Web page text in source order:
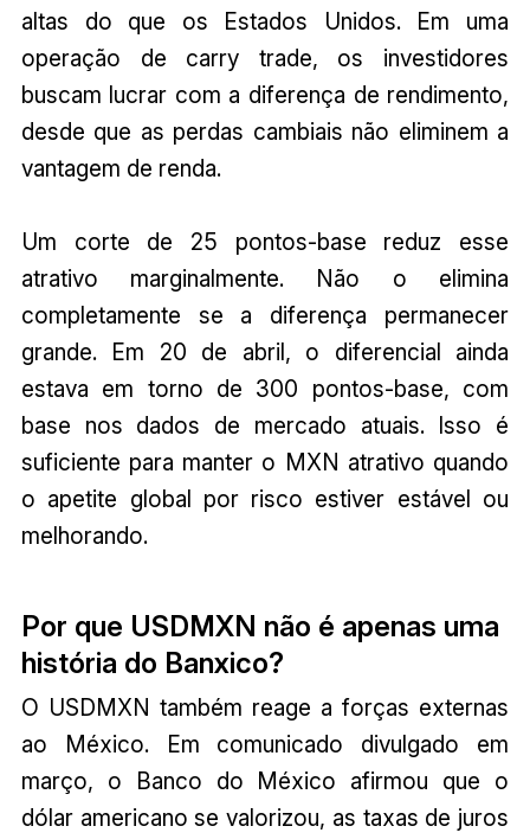
altas do que os Estados Unidos. Em uma
operação de carry trade, os investidores
buscam lucrar com a diferença de rendimento,
desde que as perdas cambiais não eliminem a
vantagem de renda.
Um corte de 25 pontos-base reduz esse
atrativo marginalmente. Não o elimina
completamente se a diferença permanecer
grande. Em 20 de abril, o diferencial ainda
estava em torno de 300 pontos-base, com
base nos dados de mercado atuais. Isso é
suficiente para manter o MXN atrativo quando
o apetite global por risco estiver estável ou
melhorando.
Por que USDMXN não é apenas uma
história do Banxico?
O USDMXN também reage a forças externas
ao México. Em comunicado divulgado em
março, o Banco do México afirmou que o
dólar americano se valorizou, as taxas de juros